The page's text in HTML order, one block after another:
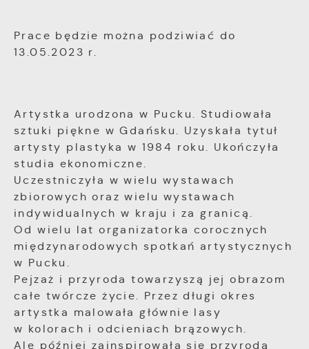
Prace będzie można podziwiać do
13.05.2023 r.
Artystka urodzona w Pucku. Studiowała
sztuki piękne w Gdańsku. Uzyskała tytuł
artysty plastyka w 1984 roku. Ukończyła
studia ekonomiczne.
Uczestniczyła w wielu wystawach
zbiorowych oraz wielu wystawach
indywidualnych w kraju i za granicą.
Od wielu lat organizatorka corocznych
międzynarodowych spotkań artystycznych
w Pucku.
Pejzaż i przyroda towarzyszą jej obrazom
całe twórcze życie. Przez długi okres
artystka malowała głównie lasy
w kolorach i odcieniach brązowych.
Ale później zainspirowała się przyrodą
pozwalają nam na ocenę naszych serwisów
internetowych pod względem ich popularności
funkcjonalności.
Reklamowe
Dzięki reklamowym plikom cookies
Promocyjne pliki cookies służą do
prezentowania Ci naszych komunikatów na
podstawie analizy Twoich upodobań oraz
Twoich zwyczajów dotyczących przeglądanej
witryny internetowej. Treści promocyjne mogą
pojawić się na stronach podmiotów trzecich
lub firm będących naszymi partnerami oraz
innych dostawców usług. Firmy te działają w
charakterze pośredników prezentujących nasze
treści w postaci wiadomości, ofert,
komunikatów mediów społecznościowych.
Więcej